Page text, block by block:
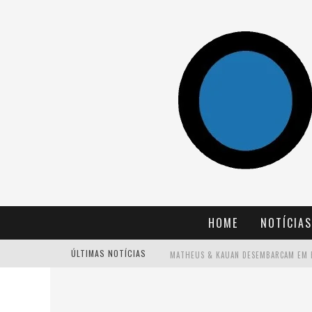
HOME NOTÍCIAS
ÚLTIMAS NOTÍCIAS